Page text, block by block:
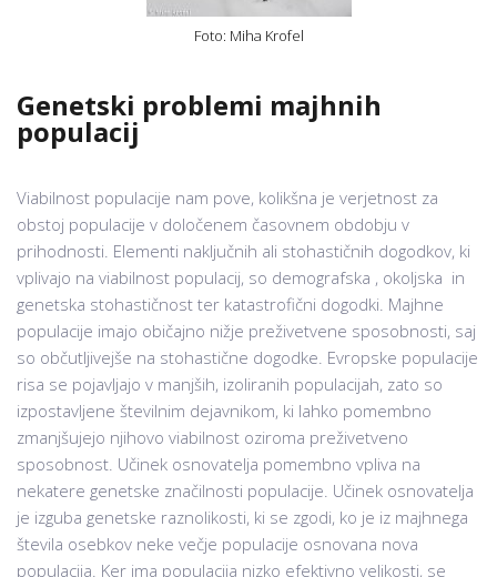
Foto: Miha Krofel
Genetski problemi majhnih
populacij
Viabilnost populacije nam pove, kolikšna je verjetnost za
obstoj populacije v določenem časovnem obdobju v
prihodnosti. Elementi naključnih ali stohastičnih dogodkov, ki
vplivajo na viabilnost populacij, so demografska , okoljska in
genetska stohastičnost ter katastrofični dogodki. Majhne
populacije imajo običajno nižje preživetvene sposobnosti, saj
so občutljivejše na stohastične dogodke. Evropske populacije
risa se pojavljajo v manjših, izoliranih populacijah, zato so
izpostavljene številnim dejavnikom, ki lahko pomembno
zmanjšujejo njihovo viabilnost oziroma preživetveno
sposobnost. Učinek osnovatelja pomembno vpliva na
nekatere genetske značilnosti populacije. Učinek osnovatelja
je izguba genetske raznolikosti, ki se zgodi, ko je iz majhnega
števila osebkov neke večje populacije osnovana nova
populacija. Ker ima populacija nizko efektivno velikosti, se